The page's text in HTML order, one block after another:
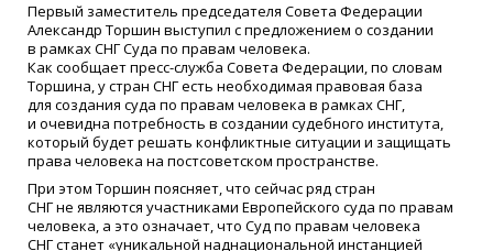
Первый заместитель председателя Совета Федерации
Александр Торшин выступил с предложением о создании
в рамках СНГ Суда по правам человека.
Как сообщает пресс-служба Совета Федерации, по словам
Торшина, у стран СНГ есть необходимая правовая база
для создания суда по правам человека в рамках СНГ,
и очевидна потребность в создании судебного института,
который будет решать конфликтные ситуации и защищать
права человека на постсоветском пространстве.
При этом Торшин поясняет, что сейчас ряд стран
СНГ не являются участниками Европейского суда по правам
человека, а это означает, что Суд по правам человека
СНГ станет «уникальной наднациональной инстанцией